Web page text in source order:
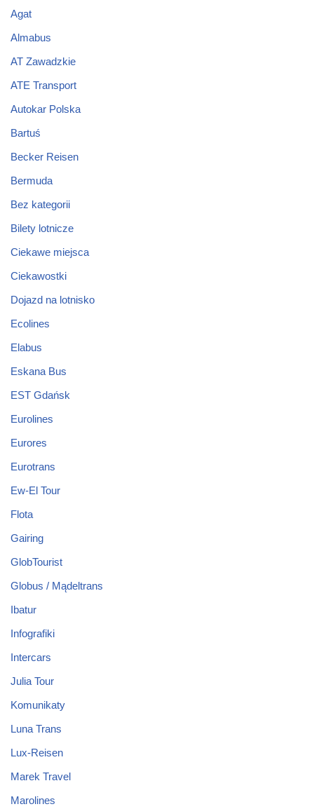
Agat
Almabus
AT Zawadzkie
ATE Transport
Autokar Polska
Bartuś
Becker Reisen
Bermuda
Bez kategorii
Bilety lotnicze
Ciekawe miejsca
Ciekawostki
Dojazd na lotnisko
Ecolines
Elabus
Eskana Bus
EST Gdańsk
Eurolines
Eurores
Eurotrans
Ew-El Tour
Flota
Gairing
GlobTourist
Globus / Mądeltrans
Ibatur
Infografiki
Intercars
Julia Tour
Komunikaty
Luna Trans
Lux-Reisen
Marek Travel
Marolines